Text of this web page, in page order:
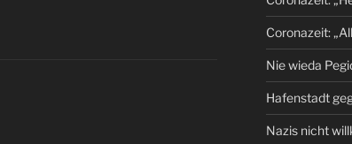
Coronazeit:
Nie wieda
Hafenstadt
Nazis nicht